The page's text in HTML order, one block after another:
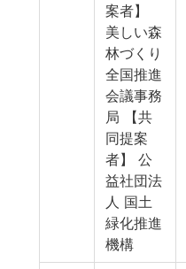
案者】
美しい森
林づくり
全国推進
会議事務
局 【共
同提案
者】 公
益社団法
人 国土
緑化推進
機構